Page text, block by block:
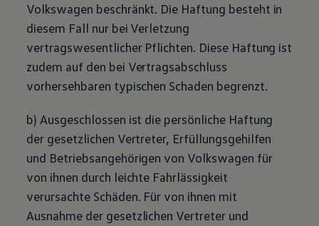
Volkswagen beschränkt. Die Haftung besteht in
diesem Fall nur bei Verletzung
vertragswesentlicher Pflichten. Diese Haftung ist
zudem auf den bei Vertragsabschluss
vorhersehbaren typischen Schaden begrenzt.
b) Ausgeschlossen ist die persönliche Haftung
der gesetzlichen Vertreter, Erfüllungsgehilfen
und Betriebsangehörigen von Volkswagen für
von ihnen durch leichte Fahrlässigkeit
verursachte Schäden. Für von ihnen mit
Ausnahme der gesetzlichen Vertreter und